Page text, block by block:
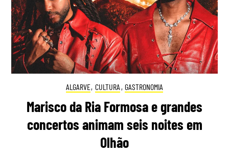
ALGARVE, CULTURA , GASTRONOMIA
Marisco da Ria Formosa e grandes
concertos animam seis noites em
Olhão